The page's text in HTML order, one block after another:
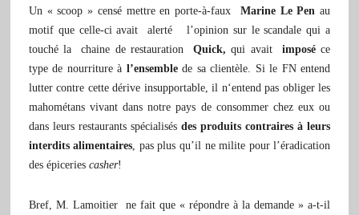
Un « scoop » censé mettre en porte-à-faux Marine Le Pen au
motif que celle-ci avait alerté l’opinion sur le scandale qui a
touché la chaine de restaurationQuick, qui avait imposéce
type de nourriture à l’ensemblede sa clientèle. Si le FN entend
lutter contre cette dérive insupportable, il n‘entend pas obliger les
mahométans vivant dans notre pays de consommer chez eux ou
dans leurs restaurants spécialisés des produits contraires à leurs
interdits alimentaires, pas plus qu’il ne milite pour l’éradication
des épiceries casher!
Bref, M. Lamoitier ne fait que « répondre à la demande » a-t-il